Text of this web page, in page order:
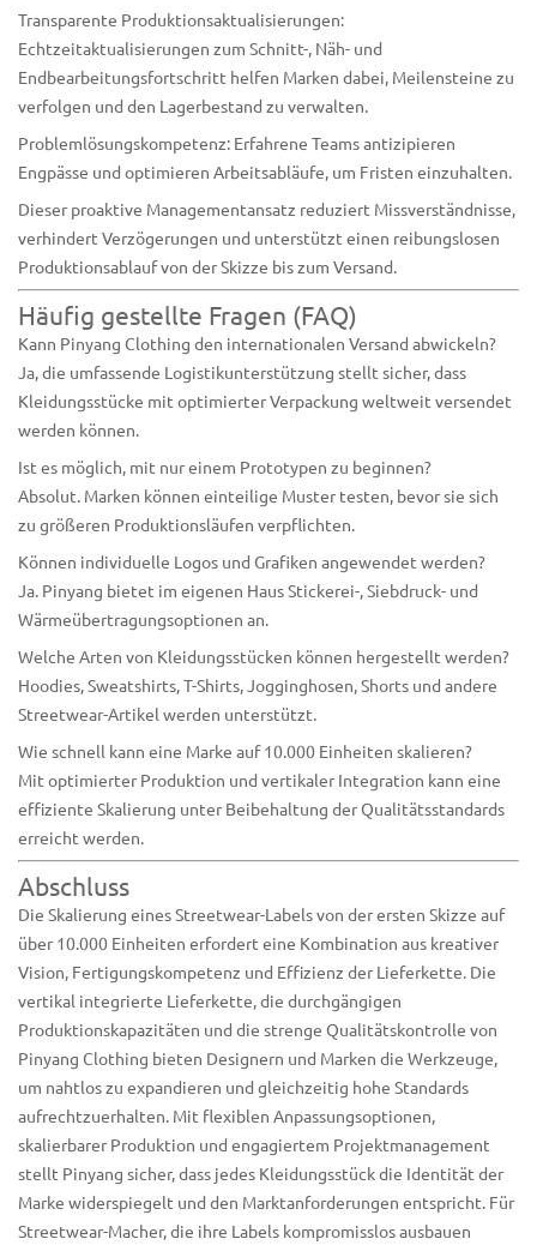
Transparente Produktionsaktualisierungen:
Echtzeitaktualisierungen zum Schnitt-, Näh- und
Endbearbeitungsfortschritt helfen Marken dabei, Meilensteine ​​zu
verfolgen und den Lagerbestand zu verwalten.
Problemlösungskompetenz: Erfahrene Teams antizipieren
Engpässe und optimieren Arbeitsabläufe, um Fristen einzuhalten.
Dieser proaktive Managementansatz reduziert Missverständnisse,
verhindert Verzögerungen und unterstützt einen reibungslosen
Produktionsablauf von der Skizze bis zum Versand.
Häufig gestellte Fragen (FAQ)
Kann Pinyang Clothing den internationalen Versand abwickeln?
Ja, die umfassende Logistikunterstützung stellt sicher, dass
Kleidungsstücke mit optimierter Verpackung weltweit versendet
werden können.
Ist es möglich, mit nur einem Prototypen zu beginnen?
Absolut. Marken können einteilige Muster testen, bevor sie sich
zu größeren Produktionsläufen verpflichten.
Können individuelle Logos und Grafiken angewendet werden?
Ja. Pinyang bietet im eigenen Haus Stickerei-, Siebdruck- und
Wärmeübertragungsoptionen an.
Welche Arten von Kleidungsstücken können hergestellt werden?
Hoodies, Sweatshirts, T-Shirts, Jogginghosen, Shorts und andere
Streetwear-Artikel werden unterstützt.
Wie schnell kann eine Marke auf 10.000 Einheiten skalieren?
Mit optimierter Produktion und vertikaler Integration kann eine
effiziente Skalierung unter Beibehaltung der Qualitätsstandards
erreicht werden.
Abschluss
Die Skalierung eines Streetwear-Labels von der ersten Skizze auf
über 10.000 Einheiten erfordert eine Kombination aus kreativer
Vision, Fertigungskompetenz und Effizienz der Lieferkette. Die
vertikal integrierte Lieferkette, die durchgängigen
Produktionskapazitäten und die strenge Qualitätskontrolle von
Pinyang Clothing bieten Designern und Marken die Werkzeuge,
um nahtlos zu expandieren und gleichzeitig hohe Standards
aufrechtzuerhalten. Mit flexiblen Anpassungsoptionen,
skalierbarer Produktion und engagiertem Projektmanagement
stellt Pinyang sicher, dass jedes Kleidungsstück die Identität der
Marke widerspiegelt und den Marktanforderungen entspricht. Für
Streetwear-Macher, die ihre Labels kompromisslos ausbauen